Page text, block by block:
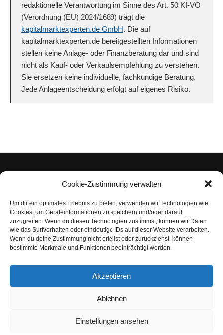
Cookie-Zustimmung verwalten
Um dir ein optimales Erlebnis zu bieten, verwenden wir Technologien wie
Cookies, um Geräteinformationen zu speichern und/oder darauf
zuzugreifen. Wenn du diesen Technologien zustimmst, können wir Daten
wie das Surfverhalten oder eindeutige IDs auf dieser Website verarbeiten.
Wenn du deine Zustimmung nicht erteilst oder zurückziehst, können
bestimmte Merkmale und Funktionen beeinträchtigt werden.
Akzeptieren
Ablehnen
Einstellungen ansehen
redaktionelle Verantwortung im Sinne des Art. 50 KI-VO
(Verordnung (EU) 2024/1689) trägt die
kapitalmarktexperten.de GmbH. Die auf
kapitalmarktexperten.de bereitgestellten Informationen
stellen keine Anlage- oder Finanzberatung dar und sind
nicht als Kauf- oder Verkaufsempfehlung zu verstehen.
Sie ersetzen keine individuelle, fachkundige Beratung.
Jede Anlageentscheidung erfolgt auf eigenes Risiko.
Impressum
Datenschutzerklärung
Nutzungsbedingungen | Haftungsausschluss
AGB